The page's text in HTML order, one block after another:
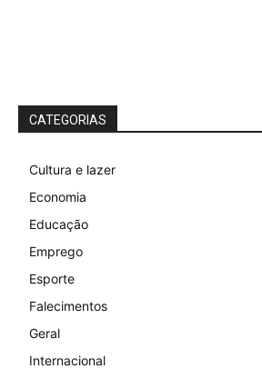
CATEGORIAS
Cultura e lazer
Economia
Educação
Emprego
Esporte
Falecimentos
Geral
Internacional